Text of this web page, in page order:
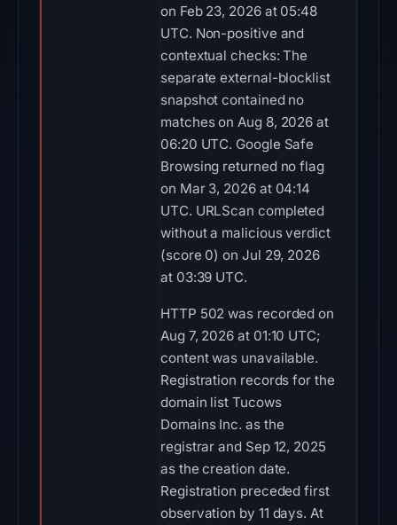
on Feb 23, 2026 at 05:48
UTC. Non-positive and
contextual checks: The
separate external-blocklist
snapshot contained no
matches on Aug 8, 2026 at
06:20 UTC. Google Safe
Browsing returned no flag
on Mar 3, 2026 at 04:14
UTC. URLScan completed
without a malicious verdict
(score 0) on Jul 29, 2026
at 03:39 UTC.
HTTP 502 was recorded on
Aug 7, 2026 at 01:10 UTC;
content was unavailable.
Registration records for the
domain list Tucows
Domains Inc. as the
registrar and Sep 12, 2025
as the creation date.
Registration preceded first
observation by 11 days. At